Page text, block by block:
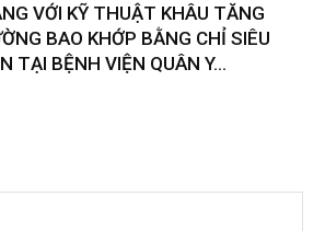
VỚI KỸ THUẬT KHÂU TĂNG
BAO KHỚP BẰNG CHỈ SIÊU
TẠI BỆNH VIỆN QUÂN Y...